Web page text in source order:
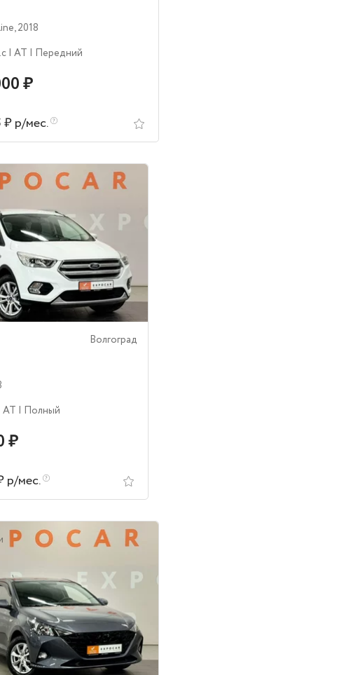
,2018
| AT | Передний
₽
₽ р/мес.
Волгоград
AT | Полный
₽
р/мес.